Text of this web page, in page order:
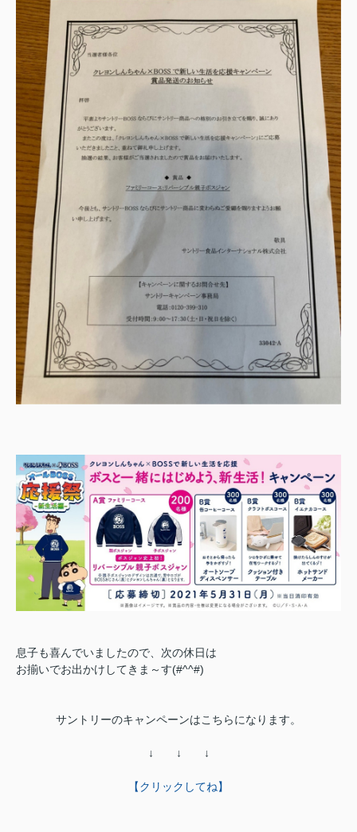
息子も喜んでいましたので、次の休日は
お揃いでお出かけしてきま～す(#^^#)
サントリーのキャンペーンはこちらになります。
↓ ↓ ↓
【クリックしてね】